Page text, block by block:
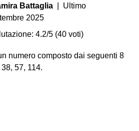
Battaglia | Ultimo
2025
4.2/5 (40 voti)
numero composto dai seguenti 8
57, 114.